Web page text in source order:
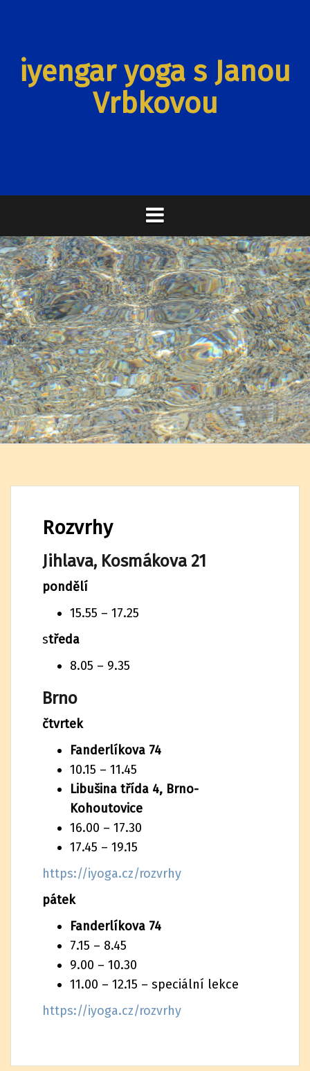
webuiyengar yoga s Janou
Vrbkovou
Rozvrhy
Jihlava, Kosmákova 21
pondělí
15.55 – 17.25
středa
8.05 – 9.35
Brno
čtvrtek
Fanderlíkova 74
10.15 – 11.45
Libušina třída 4, Brno-
Kohoutovice
16.00 – 17.30
17.45 – 19.15
https://iyoga.cz/rozvrhy
pátek
Fanderlíkova 74
7.15 – 8.45
9.00 – 10.30
11.00 – 12.15 – speciální lekce
https://iyoga.cz/rozvrhy